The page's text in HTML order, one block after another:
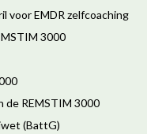
voor EMDR zelfcoaching
3000
de REMSTIM 3000
(BattG)